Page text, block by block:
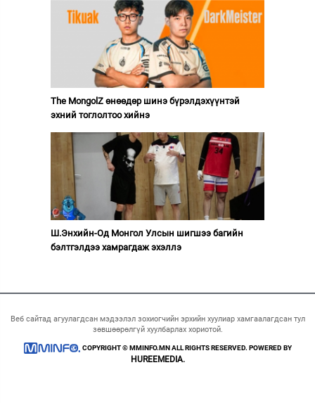
The MongolZ өнөөдөр шинэ бүрэлдэхүүнтэй
эхний тоглолтоо хийнэ
Ш.Энхийн-Од Монгол Улсын шигшээ багийн
бэлтгэлдээ хамрагдаж эхэллэ
Веб сайтад агуулагдсан мэдээлэл зохиогчийн эрхийн хуулиар хамгаалагдсан тул
зөвшөөрөлгүй хуулбарлах хориотой.
COPYRIGHT © MMINFO.MN ALL RIGHTS RESERVED. POWERED BY
HUREEMEDIA.